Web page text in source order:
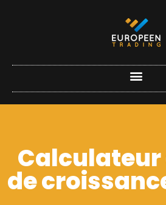
Calculateur
de